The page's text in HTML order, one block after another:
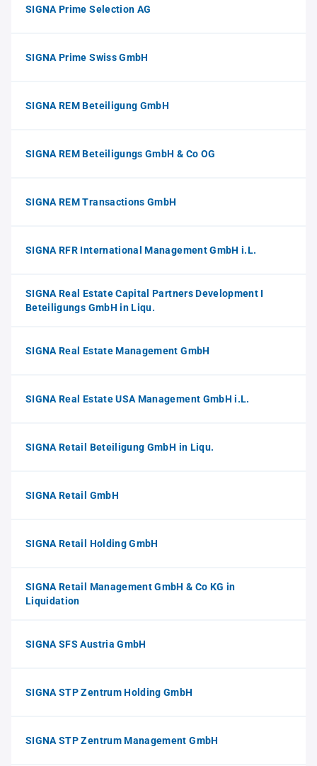
SIGNA Prime Selection AG
SIGNA Prime Swiss GmbH
SIGNA REM Beteiligung GmbH
SIGNA REM Beteiligungs GmbH & Co OG
SIGNA REM Transactions GmbH
SIGNA RFR International Management GmbH i.L.
SIGNA Real Estate Capital Partners Development I
Beteiligungs GmbH in Liqu.
SIGNA Real Estate Management GmbH
SIGNA Real Estate USA Management GmbH i.L.
SIGNA Retail Beteiligung GmbH in Liqu.
SIGNA Retail GmbH
SIGNA Retail Holding GmbH
SIGNA Retail Management GmbH & Co KG in
Liquidation
SIGNA SFS Austria GmbH
SIGNA STP Zentrum Holding GmbH
SIGNA STP Zentrum Management GmbH